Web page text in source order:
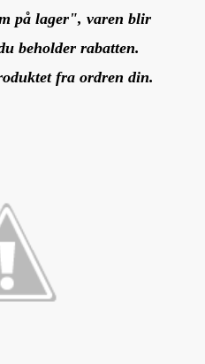
på lager", varen blir
beholder rabatten.
fra ordren din.